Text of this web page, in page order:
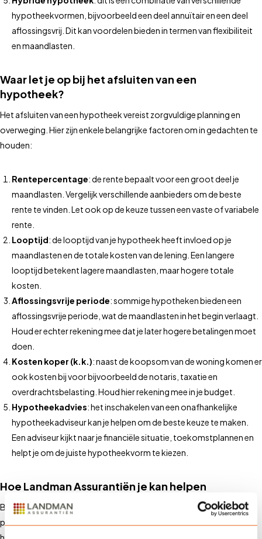
hypotheekvormen, bijvoorbeeld een deel annuïtair en een deel
aflossingsvrij. Dit kan voordelen bieden in termen van flexibiliteit
en maandlasten.
Waar let je op bij het afsluiten van een
hypotheek?
Het afsluiten van een hypotheek vereist zorgvuldige planning en
overweging. Hier zijn enkele belangrijke factoren om in gedachten te
houden:
Rentepercentage: de rente bepaalt voor een groot deel je
maandlasten. Vergelijk verschillende aanbieders om de beste
rente te vinden. Let ook op de keuze tussen een vaste of variabele
rente.
Looptijd: de looptijd van je hypotheek heeft invloed op je
maandlasten en de totale kosten van de lening. Een langere
looptijd betekent lagere maandlasten, maar hogere totale
kosten.
Aflossingsvrije periode: sommige hypotheken bieden een
aflossingsvrije periode, wat de maandlasten in het begin verlaagt.
Houd er echter rekening mee dat je later hogere betalingen moet
doen.
Kosten koper (k.k.): naast de koopsom van de woning komen er
ook kosten bij voor bijvoorbeeld de notaris, taxatie en
overdrachtsbelasting. Houd hier rekening mee in je budget.
Hypotheekadvies: het inschakelen van een onafhankelijke
hypotheekadviseur kan je helpen om de beste keuze te maken.
Een adviseur kijkt naar je financiële situatie, toekomstplannen en
helpt je om de juiste hypotheekvorm te kiezen.
Hoe Landman Assurantiën je kan helpen
Bij Landman Assurantiën bieden we uitgebreide diensten en
persoonlijk advies om je te helpen bij het afsluiten van de juiste